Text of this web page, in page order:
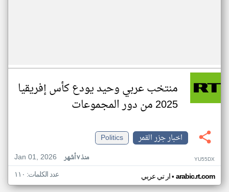
منتخب عربي وحيد يودع كأس إفريقيا
2025 من دور المجموعات
اخبار جزر القمر
Politics
Jan 01, 2026
منذ ٧ أشهر YU55DX
ار تي عربي• arabic.rt.com عدد الكلمات: ١١٠